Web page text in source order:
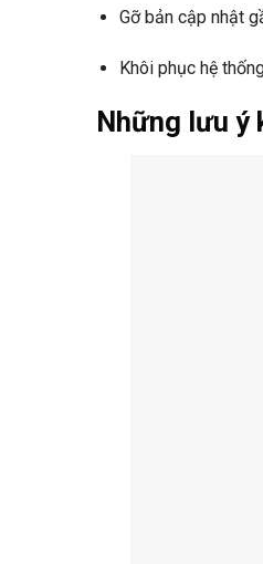
Gỡ bản cập nhật
Khôi phục hệ
Những lưu ý